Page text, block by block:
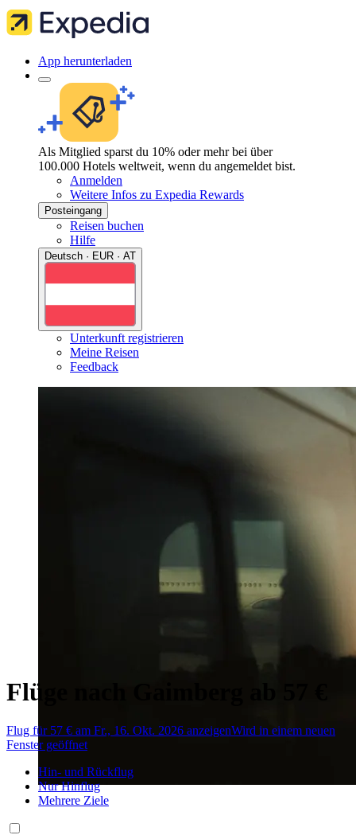
App herunterladen
Als Mitglied sparst du 10% oder mehr bei über
100.000 Hotels weltweit, wenn du angemeldet bist.
Anmelden
Weitere Infos zu Expedia Rewards
Posteingang
Reisen buchen
Hilfe
Deutsch · EUR · AT
Unterkunft registrieren
Meine Reisen
Feedback
Flüge nach Gaimberg ab 57 €
Flug für 57 € am Fr., 16. Okt. 2026 anzeigenWird in einem neuen
Fenster geöffnet
Hin- und Rückflug
Nur Hinflug
Mehrere Ziele